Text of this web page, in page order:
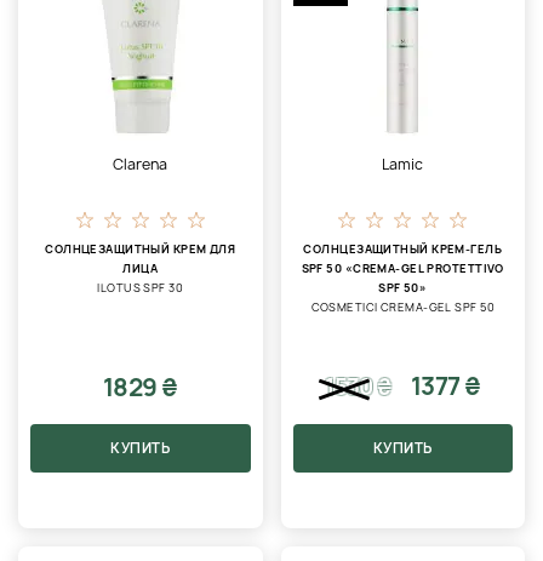
Clarena
СОЛНЦЕЗАЩИТНЫЙ КРЕМ ДЛЯ
ЛИЦА
ILOTUS SPF 30
1829 ₴
КУПИТЬ
Lamic
СОЛНЦЕЗАЩИТНЫЙ КРЕМ-ГЕЛЬ
SPF 50 «CREMA-GEL PROTETTIVO
SPF 50»
COSMETICI CREMA-GEL SPF 50
1530₴ 1377 ₴
КУПИТЬ